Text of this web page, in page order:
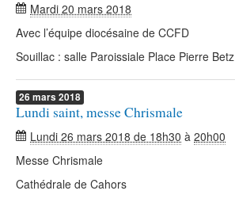
Mardi 20 mars 2018
Avec l’équipe diocésaine de CCFD
Souillac : salle Paroissiale Place Pierre Betz
26 mars 2018
Lundi saint, messe Chrismale
Lundi 26 mars 2018 de 18h30 à 20h00
Messe Chrismale
Cathédrale de Cahors